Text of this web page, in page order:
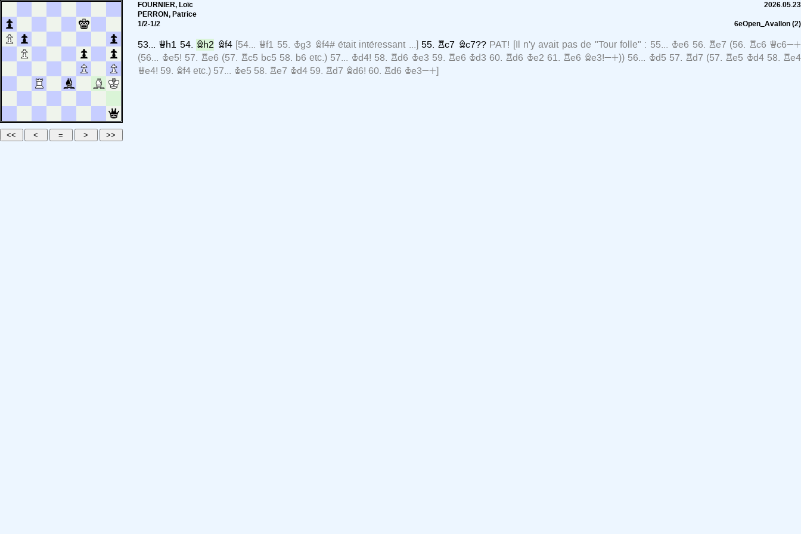
FOURNIER, Loïc
2026.05.23
PERRON, Patrice
1/2-1/2
6eOpen_Avallon(2)
53... Qh1 54. Bh2 Bf4 [54... Qf1 55. Kg3 Bf4# était intéressant ...] 55. Rc7 Bc7?? PAT! [Il n'y avait pas de "Tour folle" : 55... Ke6 56. Re7 (56. Rc6 Qc6»+
(56... Ke5! 57. Re6 (57. Rc5 bc5 58. b6 etc.) 57... Kd4! 58. Rd6 Ke3 59. Re6 Kd3 60. Rd6 Ke2 61. Re6 Be3!»+)) 56... Kd5 57. Rd7 (57. Re5 Kd4 58. Re4
Qe4! 59. Bf4 etc.) 57... Ke5 58. Re7 Kd4 59. Rd7 Bd6! 60. Rd6 Ke3»+]